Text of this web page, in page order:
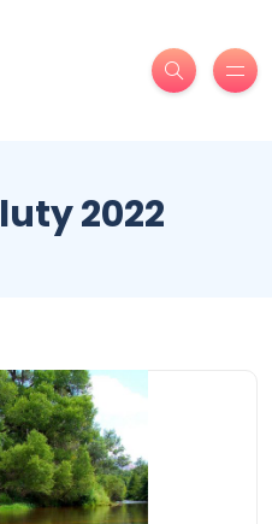
luty 2022